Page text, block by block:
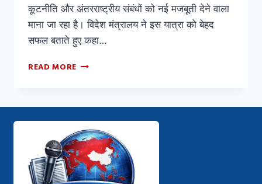
कूटनीति और अंतरराष्ट्रीय संबंधों को नई मजबूती देने वाला
माना जा रहा है। विदेश मंत्रालय ने इस यात्रा को बेहद
सफल बताते हुए कहा…
READ MORE